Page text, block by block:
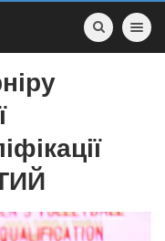
Toggle